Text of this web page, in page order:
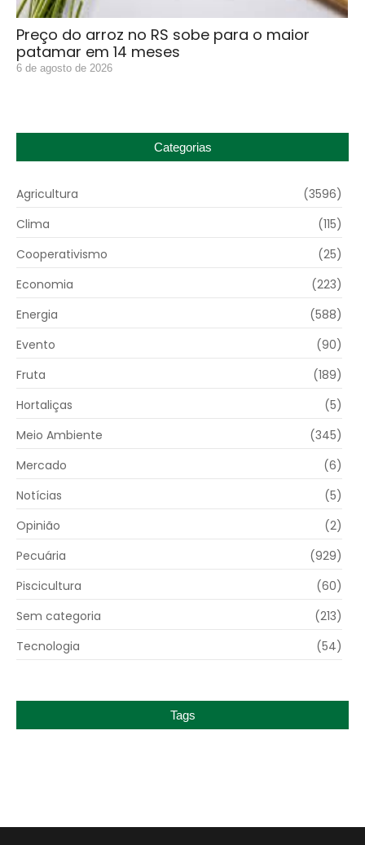
Preço do arroz no RS sobe para o maior
patamar em 14 meses
6 de agosto de 2026
Categorias
Agricultura
(3596)
Clima
(115)
Cooperativismo
(25)
Economia
(223)
Energia
(588)
Evento
(90)
Fruta
(189)
Hortaliças
(5)
Meio Ambiente
(345)
Mercado
(6)
Notícias
(5)
Opinião
(2)
Pecuária
(929)
Piscicultura
(60)
Sem categoria
(213)
Tecnologia
(54)
Tags